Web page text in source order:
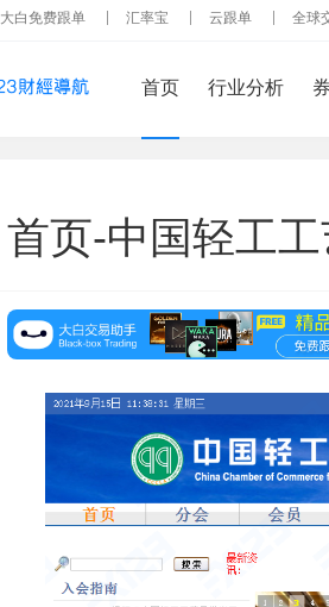
大白免费跟单 汇率宝 云跟单 全球
首页 行业分析
首页-中国轻工